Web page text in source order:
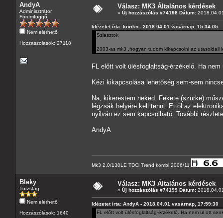
AndyA
Adminisztrátor
Fórumfüggő
Nem elérhető
Hozzászólások: 27118
Válasz: MK3 Általános kérdések
« Új hozzászólás #74198 Dátum:
Idézetet írta: korikn - 2018.04.01 vasárnap, 15:34:05
Sziasztok
2003-as mk3 ,hogyan tudom kikapcsolni az utasoldali
FL előtt volt ülésfoglaltság-érzékelő. Ha
Kézi kikapcsolása lehetőség sem-sem
Na, kikerestem neked. Fekete (szürke)
légzsák helyére kell tenni. Ettől az
nyilván ez sem kapcsolható. További
AndyA
Mk3 2.0/130LE TDCi Trend kombi 2006/11
Bleky
Törzstag
Nem elérhető
Hozzászólások: 1640
Válasz: MK3 Általános kérdések
« Új hozzászólás #74199 Dátum:
Idézetet írta: AndyA - 2018.04.01 vasárnap, 17:59:30
FL előtt volt ülésfoglaltság-érzékelő. Ha nem ül ott